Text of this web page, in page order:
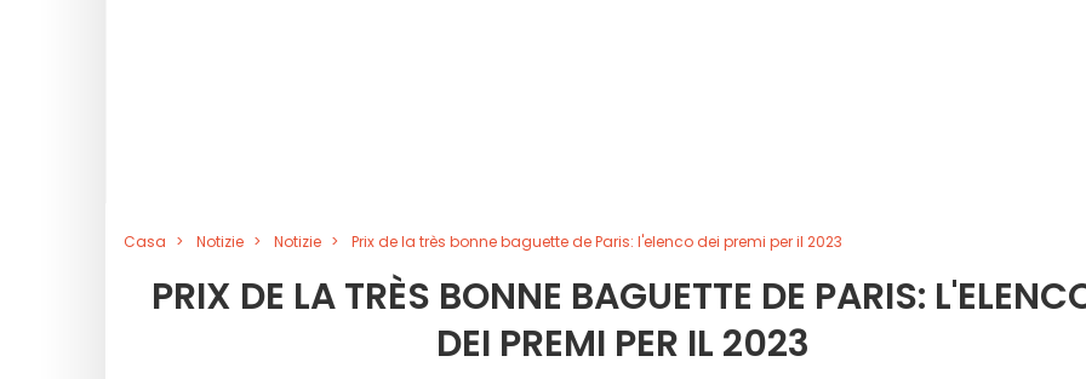
Casa Notizie Notizie Prix de la très bonne baguette de Paris: l'elenco dei premi per il 2023
PRIX DE LA TRÈS BONNE BAGUETTE DE PARIS:
DEI PREMI PER IL 2023